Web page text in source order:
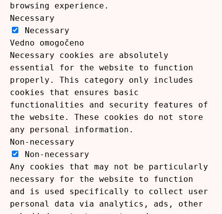
browsing experience.
Necessary
Necessary
Vedno omogočeno
Necessary cookies are absolutely
essential for the website to function
properly. This category only includes
cookies that ensures basic
functionalities and security features of
the website. These cookies do not store
any personal information.
Non-necessary
Non-necessary
Any cookies that may not be particularly
necessary for the website to function
and is used specifically to collect user
personal data via analytics, ads, other